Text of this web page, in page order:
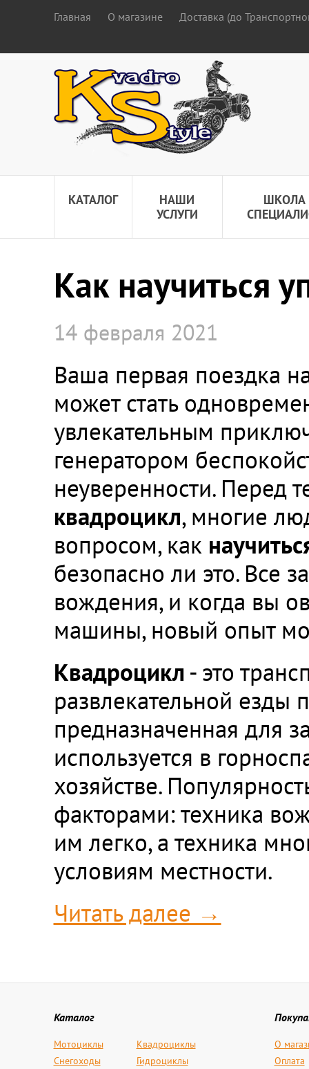
Главная О магазине Доставка (до
КАТАЛОГ
НАШИ
УСЛУГИ
ШКОЛА
Как научиться
14 февраля 2021
Ваша первая поездка
может стать
увлекательным
генератором
неуверенности. Перед
квадроцикл, многие
вопросом, как
безопасно ли это. Все
вождения, и когда вы
машины, новый опыт
Квадроцикл - это
развлекательной
предназначенная для
используется в
хозяйстве.
факторами: техника
им легко, а техника
условиям местности.
Читать далее →
Каталог
Мотоциклы
Квадроциклы
Снегоходы
Гидроциклы
О
Оплата